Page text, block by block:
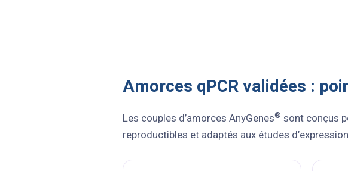
Amorces qPCR validées :
Les couples d’amorces AnyGenes® sont conçus
reproductibles et adaptés aux études